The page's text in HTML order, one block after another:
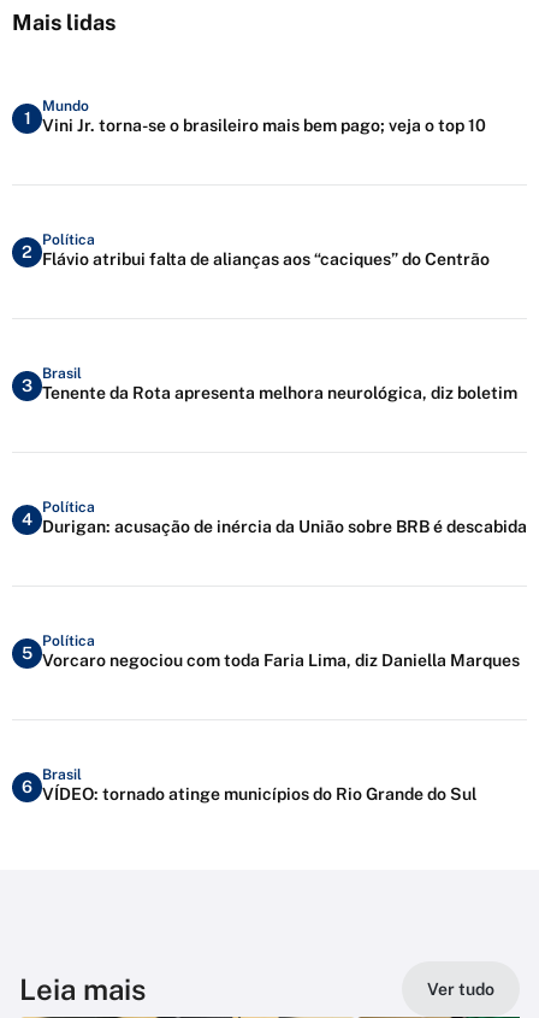
Mais lidas
1
Mundo
Vini Jr. torna-se o brasileiro mais bem pago; veja o top 10
2
Política
Flávio atribui falta de alianças aos “caciques” do Centrão
3
Brasil
Tenente da Rota apresenta melhora neurológica, diz boletim
4
Política
Durigan: acusação de inércia da União sobre BRB é descabida
5
Política
Vorcaro negociou com toda Faria Lima, diz Daniella Marques
6
Brasil
VÍDEO: tornado atinge municípios do Rio Grande do Sul
Leia mais Ver tudo